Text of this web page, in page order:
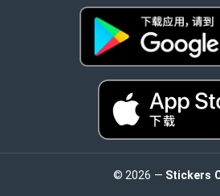
© 2026 — Stickers